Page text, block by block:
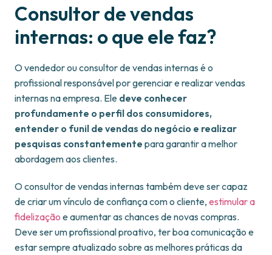
Consultor de vendas
internas: o que ele faz?
O vendedor ou consultor de vendas internas é o
profissional responsável por gerenciar e realizar vendas
internas na empresa. Ele deve conhecer
profundamente o perfil dos consumidores,
entender o funil de vendas do negócio e realizar
pesquisas constantemente para garantir a melhor
abordagem aos clientes.
O consultor de vendas internas também deve ser capaz
de criar um vínculo de confiança com o cliente, estimular a
fidelização e aumentar as chances de novas compras.
Deve ser um profissional proativo, ter boa comunicação e
estar sempre atualizado sobre as melhores práticas da